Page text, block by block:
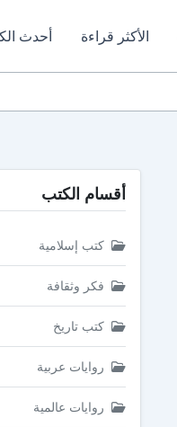
الأكثر قراءة أحدث
أقسام الكتب
كتب إسلامية
فكر وثقافة
كتب تاريخ
روايات عربية
روايات عالمية